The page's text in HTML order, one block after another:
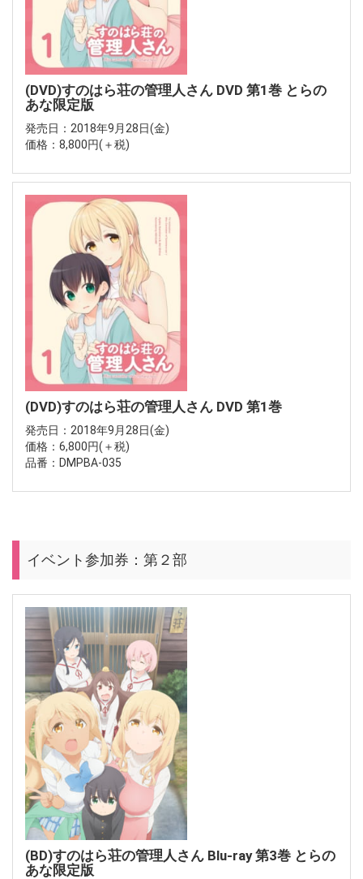
(DVD)すのはら荘の管理人さん DVD 第1巻 とらの
あな限定版
発売日：2018年9月28日(金)
価格：8,800円(＋税)
(DVD)すのはら荘の管理人さん DVD 第1巻
発売日：2018年9月28日(金)
価格：6,800円(＋税)
品番：DMPBA-035
イベント参加券：第２部
(BD)すのはら荘の管理人さん Blu-ray 第3巻 とらの
あな限定版